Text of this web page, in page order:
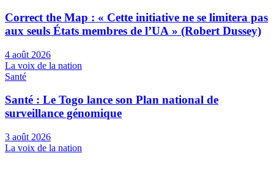
Correct the Map : « Cette initiative ne se limitera pas
aux seuls États membres de l’UA » (Robert Dussey)
4 août 2026
La voix de la nation
Santé
Santé : Le Togo lance son Plan national de
surveillance génomique
3 août 2026
La voix de la nation